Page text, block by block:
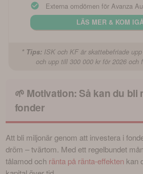
Externa omdömen för Avanza
LÄS MER & KOM
* Tips:ISK och KF är skattebefriade
och upp till 300 000 kr för 2026 och
🌱 Motivation: Så kan du bli
fonder
Att bli miljonär genom att investera i
dröm – tvärtom. Med ett regelbundet
tålamod och ränta på ränta-effekten kan